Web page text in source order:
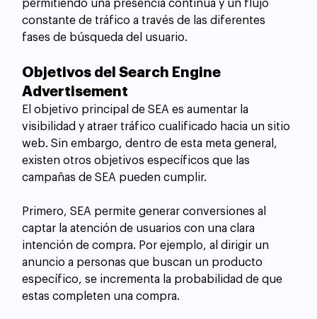
permitiendo una presencia continua y un flujo
constante de tráfico a través de las diferentes
fases de búsqueda del usuario.
Objetivos del Search Engine
Advertisement
El objetivo principal de SEA es aumentar la
visibilidad y atraer tráfico cualificado hacia un sitio
web. Sin embargo, dentro de esta meta general,
existen otros objetivos específicos que las
campañas de SEA pueden cumplir.
Primero, SEA permite generar conversiones al
captar la atención de usuarios con una clara
intención de compra. Por ejemplo, al dirigir un
anuncio a personas que buscan un producto
específico, se incrementa la probabilidad de que
estas completen una compra.